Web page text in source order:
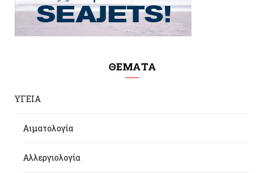
ΘΕΜΑΤΑ
ΥΓΕΙΑ
Αιματολογία
Αλλεργιολογία